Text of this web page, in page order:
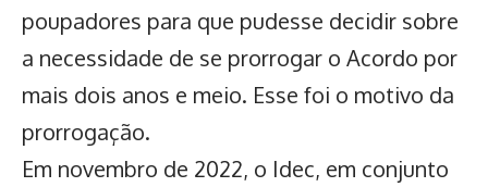
poupadores para que pudesse decidir sobre
a necessidade de se prorrogar o Acordo por
mais dois anos e meio. Esse foi o motivo da
prorrogação.
Em novembro de 2022, o Idec, em conjunto